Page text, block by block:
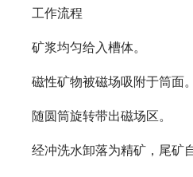
工作流程
矿浆均匀给入槽体。
磁性矿物被磁场吸附于筒面。
随圆筒旋转带出磁场区。
经冲洗水卸落为精矿，尾矿